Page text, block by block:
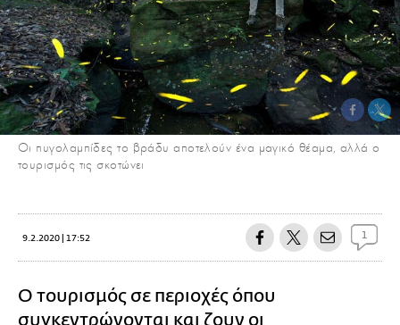
Οι πυγολαμπίδες το βράδυ αποτελούν ένα μαγικό θέαμα, αλλά ο
τουρισμός τις σκοτώνει
9.2.2020 | 17:52 1
Ο τουρισμός σε περιοχές όπου
συγκεντρώνονται και ζουν οι